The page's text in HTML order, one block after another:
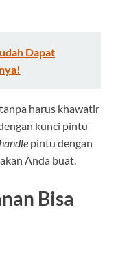
Dapat
harus khawatir
kunci pintu
pintu dengan
Anda buat.
Bisa